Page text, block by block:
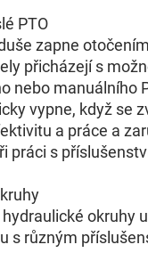
PTO
zapne
přicházejí s
nebo manuálního
vypne, když se
a práce a
práci s
okruhy
s různým